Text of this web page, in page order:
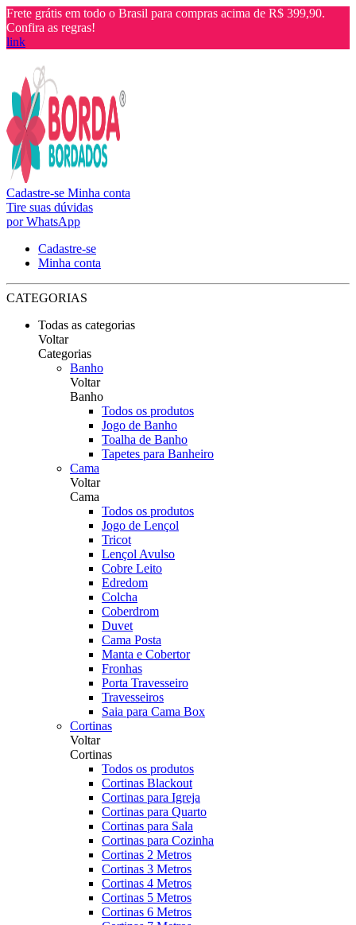
Frete grátis em todo o Brasil para compras acima de R$ 399,90.
Confira as regras!
link
Cadastre-se Minha conta
Tire suas dúvidas
por WhatsApp
Cadastre-se
Minha conta
CATEGORIAS
Todas as categorias
Voltar
Categorias
Banho
Voltar
Banho
Todos os produtos
Jogo de Banho
Toalha de Banho
Tapetes para Banheiro
Cama
Voltar
Cama
Todos os produtos
Jogo de Lençol
Tricot
Lençol Avulso
Cobre Leito
Edredom
Colcha
Coberdrom
Duvet
Cama Posta
Manta e Cobertor
Fronhas
Porta Travesseiro
Travesseiros
Saia para Cama Box
Cortinas
Voltar
Cortinas
Todos os produtos
Cortinas Blackout
Cortinas para Igreja
Cortinas para Quarto
Cortinas para Sala
Cortinas para Cozinha
Cortinas 2 Metros
Cortinas 3 Metros
Cortinas 4 Metros
Cortinas 5 Metros
Cortinas 6 Metros